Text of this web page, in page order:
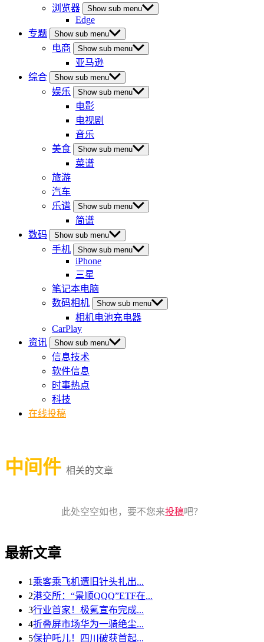
浏览器
Show sub menu
Edge
专题
Show sub menu
电商 Show sub menu
亚马逊
综合
Show sub menu
娱乐 Show sub menu
电影
电视剧
音乐
美食
Show sub menu
菜谱
旅游
汽车
乐谱
Show sub menu
简谱
数码
Show sub menu
手机 Show sub menu
iPhone
三星
笔记本电脑
数码相机
Show sub menu
相机电池充电器
CarPlay
资讯
Show sub menu
信息技术
软件信息
时事热点
科技
在线投稿
中间件 相关的文章
此处空空如也，要不您来投稿吧？
最新文章
1 乘客乘飞机遭旧针头扎出...
2港交所：“景顺QQQ”ETF在...
3行业首家！极氪宣布完成...
4折叠屏市场华为一骑绝尘...
5保护吒儿！四川破获首起...